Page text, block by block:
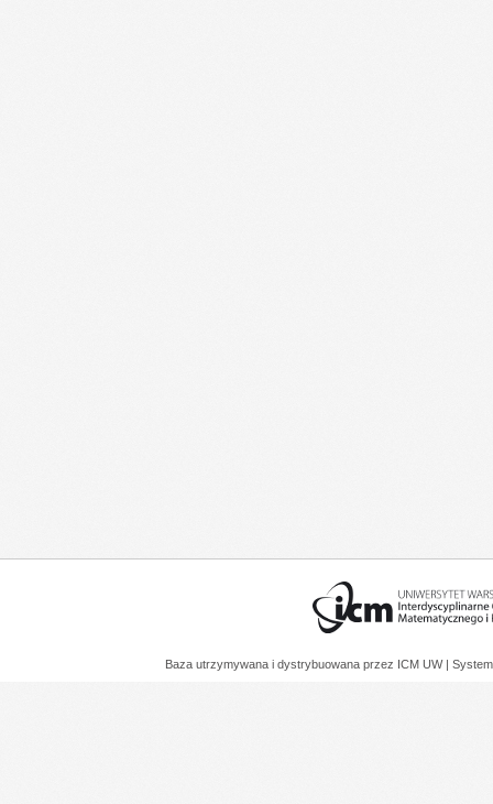
Baza utrzymywana i dystrybuowana przez ICM UW |